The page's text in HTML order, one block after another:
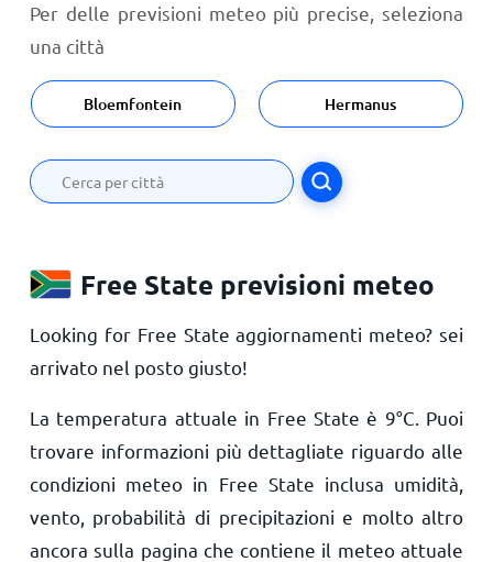
Per delle previsioni meteo più precise, seleziona
una città
Bloemfontein Hermanus
Free State previsioni meteo
Looking for Free State aggiornamenti meteo? sei
arrivato nel posto giusto!
La temperatura attuale in Free State è 9°C . Puoi
trovare informazioni più dettagliate riguardo alle
condizioni meteo in Free State inclusa umidità,
vento, probabilità di precipitazioni e molto altro
ancora sulla pagina che contiene il meteo attuale